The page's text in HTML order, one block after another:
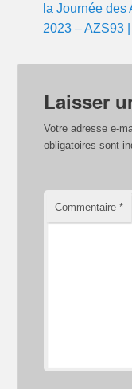
la Journée
2023 – AZS93
Laisser
Votre adresse e-
obligatoires sont
Commentaire*